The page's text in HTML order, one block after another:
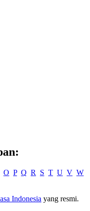
O P Q R S T U V W
Indonesia yang resmi.